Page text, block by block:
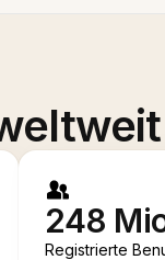
248
Registrierte